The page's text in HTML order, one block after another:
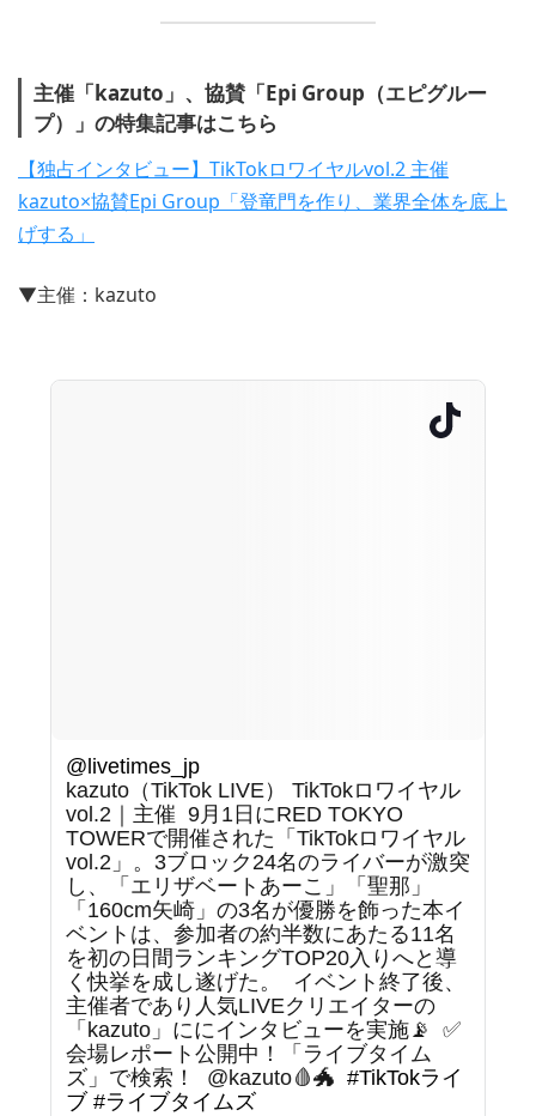
主催「kazuto」、協賛「Epi Group（エピグルー
プ）」の特集記事はこちら
【独占インタビュー】TikTokロワイヤルvol.2 主催
kazuto×協賛Epi Group「登竜門を作り、業界全体を底上
げする」
▼主催：kazuto
@livetimes_jp
kazuto（TikTok LIVE） TikTokロワイヤル
vol.2｜主催 ⁡ 9月1日にRED TOKYO
TOWERで開催された「TikTokロワイヤル
vol.2」。3ブロック24名のライバーが激突
し、「エリザベートあーこ」「聖那」
「160cm矢崎」の3名が優勝を飾った本イ
ベントは、参加者の約半数にあたる11名
を初の日間ランキングTOP20入りへと導
く快挙を成し遂げた。 ⁡ イベント終了後、
主催者であり人気LIVEクリエイターの
「kazuto」ににインタビューを実施📡 ⁡ ✅
会場レポート公開中！「ライブタイム
ズ」で検索！ ⁡ @kazuto🩸🐲 ⁡ #TikTokライ
ブ #ライブタイムズ